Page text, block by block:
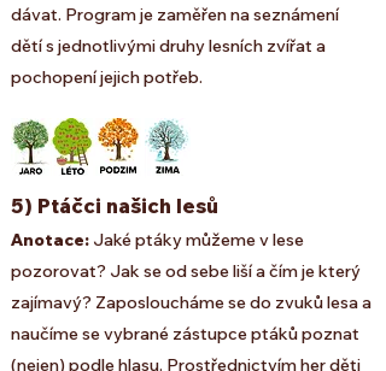
dávat. Program je zaměřen na seznámení
dětí s jednotlivými druhy lesních zvířat a
pochopení jejich potřeb.
5) Ptáčci našich lesů
Anotace: Jaké ptáky můžeme v lese
pozorovat? Jak se od sebe liší a čím je který
zajímavý? Zaposloucháme se do zvuků lesa a
naučíme se vybrané zástupce ptáků poznat
(nejen) podle hlasu. Prostřednictvím her děti